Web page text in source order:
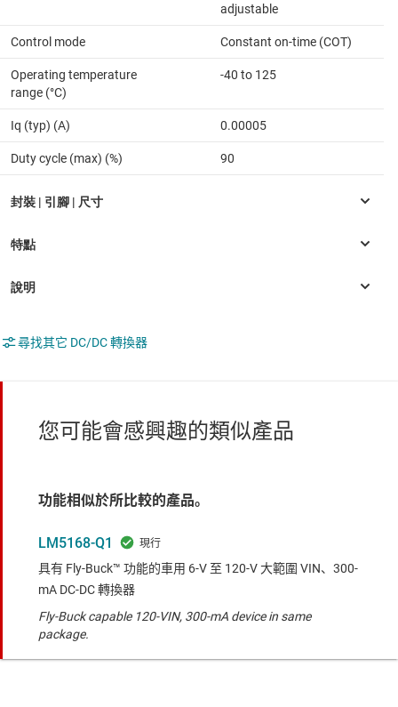
adjustable
Control mode Constant on-time (COT)
Operating temperature
range (°C)
-40 to 125
Iq (typ) (A) 0.00005
Duty cycle (max) (%) 90
尋找其它 DC/DC 轉換器
您可能會感興趣的類似產品
功能相似於所比較的產品。
LM5168-Q1
具有 Fly-Buck™ 功能的車用 6-V 至 120-V 大範圍 VIN、300-
mA DC-DC 轉換器
Fly-Buck capable 120-VIN, 300-mA device in same
package.